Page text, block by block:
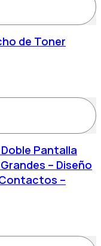
de Toner
Pantalla
– Diseño
–